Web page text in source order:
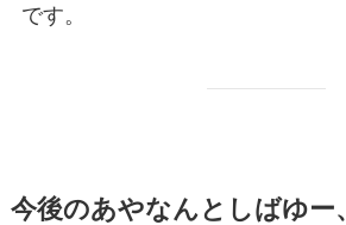
です。
今後のあやなんとしばゆー